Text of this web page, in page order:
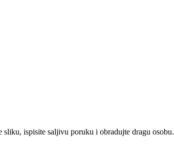
ispisite saljivu poruku i obradujte dragu osobu.